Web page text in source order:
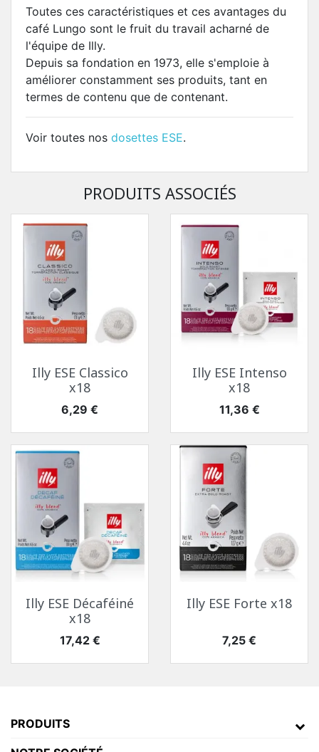
Toutes ces caractéristiques et ces avantages du
café Lungo sont le fruit du travail acharné de
l'équipe de Illy.
Depuis sa fondation en 1973, elle s'emploie à
améliorer constamment ses produits, tant en
termes de contenu que de contenant.
Voir toutes nos dosettes ESE.
PRODUITS ASSOCIÉS
Illy ESE Classico
x18
Prix
6,29 €
Illy ESE Intenso
x18
Prix
11,36 €
Illy ESE Décaféiné
x18
Prix
17,42 €
Illy ESE Forte x18
Prix
7,25 €
PRODUITS